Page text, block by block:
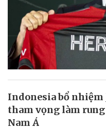
Indonesia bổ nhiệm
tham vọng làm
Nam Á